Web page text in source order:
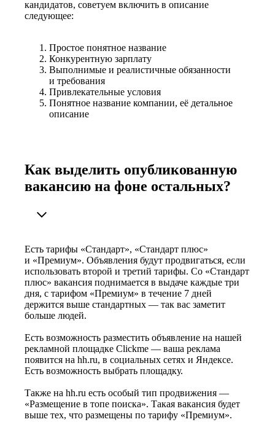
кандидатов, советуем включить в описание
следующее:
Простое понятное название
Конкурентную зарплату
Выполнимые и реалистичные обязанности
и требования
Привлекательные условия
Понятное название компании, её детальное
описание
Как выделить опубликованную
вакансию на фоне остальных?
Есть тарифы «Стандарт», «Стандарт плюс»
и «Премиум». Объявления будут продвигаться, если
использовать второй и третий тарифы. Со «Стандарт
плюс» вакансия поднимается в выдаче каждые три
дня, с тарифом «Премиум» в течение 7 дней
держится выше стандартных — так вас заметит
больше людей.
Есть возможность разместить объявление на нашей
рекламной площадке Clickme — ваша реклама
появится на hh.ru, в социальных сетях и Яндексе.
Есть возможность выбрать площадку.
Также на hh.ru есть особый тип продвижения —
«Размещение в топе поиска». Такая вакансия будет
выше тех, что размещены по тарифу «Премиум».